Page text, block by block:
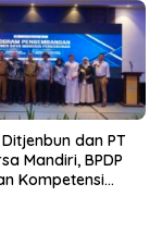
dan PT
Mandiri, BPDP
Kompetensi